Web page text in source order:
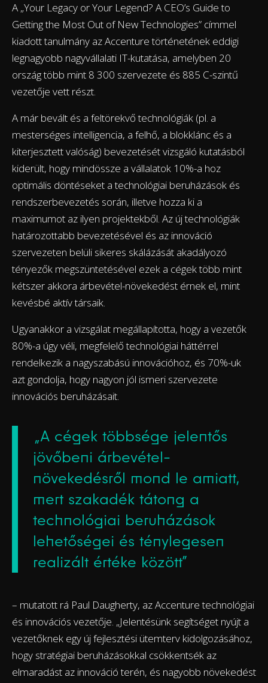
A „Your Legacy or Your Legend? A CEO’s Guide to
Getting the Most Out of New Technologies” címmel
kiadott tanulmány az Accenture történetének eddigi
legnagyobb nagyvállalati IT-kutatása, amelyben 20
ország több mint 8 300 szervezete és 885 C-szintű
vezetője vett részt.
A már bevált és a feltörekvő technológiák (pl. a
mesterséges intelligencia, a felhő, a blokklánc és a
kiterjesztett valóság) bevezetését vizsgáló kutatásból
kiderült, hogy mindössze a vállalatok 10%-a hoz
optimális döntéseket a technológiai beruházások és
rendszerbevezetés során, illetve hozza ki a
maximumot az ilyen projektekből. Az új technológiák
határozottabb bevezetésével és az innováció
szervezeten belüli sikeres skálázását akadályozó
tényezők megszüntetésével ezek a cégek több mint
kétszer akkora árbevétel-növekedést érnek el, mint
kevésbé aktív társaik.
Ugyanakkor a vizsgálat megállapította, hogy a vezetők
80%-a úgy véli, megfelelő technológiai háttérrel
rendelkezik a nagyszabású innovációhoz, és 70%-uk
azt gondolja, hogy nagyon jól ismeri szervezete
innovációs beruházásait.
„A cégek többsége jelentős
jövőbeni árbevétel-
növekedésről mond le amiatt,
mert szakadék tátong a
technológiai beruházások
lehetőségei és ténylegesen
realizált értéke között”
– mutatott rá Paul Daugherty, az Accenture technológiai
és innovációs vezetője. „Jelentésünk segítséget nyújt a
vezetőknek egy új fejlesztési ütemterv kidolgozásához,
hogy stratégiai beruházásokkal csökkentsék az
elmaradást az innováció terén, és nagyobb növekedést